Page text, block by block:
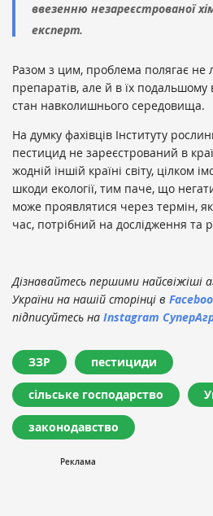
ввезенню незареєстрованої
експерт.
Разом з цим, проблема полягає не
препаратів, але й в їх подальшому
стан навколишнього середовища.
На думку фахівців Інституту
пестицид не зареєстрований в
жодній іншій країні світу, цілком
шкоди екології, тим паче, що
може проявлятися через термін,
час, потрібний на дослідження та
Дізнавайтесь першими найсвіжіші
України на нашій сторінці в
підписуйтесь на Instagram
ЗЗР пестициди
сільське господарство
законодавство